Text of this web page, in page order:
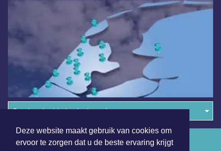
Deze website maakt gebruik van cookies om
ervoor te zorgen dat u de beste ervaring krijgt
Overige dagbladen in de regio
Algemene voorwaarden